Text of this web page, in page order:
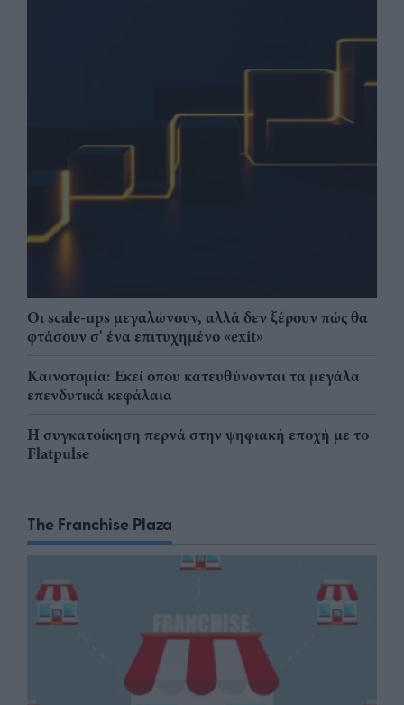
Οι scale-ups μεγαλώνουν, αλλά δεν ξέρουν πώς θα
φτάσουν σ' ένα επιτυχημένο «exit»
Καινοτομία: Εκεί όπου κατευθύνονται τα μεγάλα
επενδυτικά κεφάλαια
Η συγκατοίκηση περνά στην ψηφιακή εποχή με το
Flatpulse
The Franchise Plaza